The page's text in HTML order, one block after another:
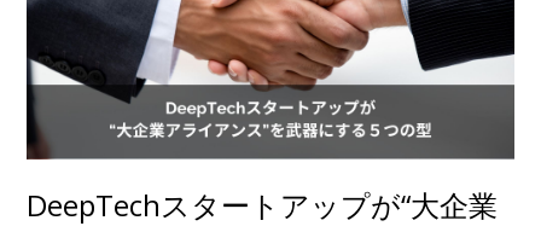
DeepTechスタートアップが“大企業